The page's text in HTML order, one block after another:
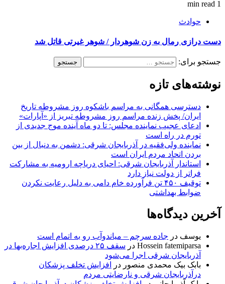
1 min read
حوادث
دست درازی رمال به زن شوهردار / شوهر غیرتی قاتل شد
جستجو برای:
نوشته‌های تازه
دسترسی همگانی به مراسم باشکوه روز مشروطه تاریخ
ایران/ پخش زنده مراسم روز مشروطه تبریز از «آپارات»
ادعای عجیب نماینده مجلس: تا دو ماه آینده موج جدیدی از
تورم در راه است
نماینده ولی‌فقیه در آذربایجان شرقی: دشمن به دنبال از بین
بردن اتحاد مردم ایران است
استاندار آذربایجان شرقی: احیای دریاچه ارومیه به مشارکت
فراتر از دولت نیاز دارد
توقیف ۴۵۰ تن فرآورده خام دامی به دلیل رعایت نکردن
ضوابط بهداشتی
آخرین دیدگاه‌ها
یوسف در جاده سرچم – میاندوآب رو به اتمام است
Hossein fatemiparsa در
سقف ۲۵ درصدی افزایش اجاره‌بها در
آذربایجان شرقی اجرا می‌شود
بابک بیک محمدی منصور در
افزایش تخلف پزشکان
درآذربایجان شرقی و نارضایتی مردم